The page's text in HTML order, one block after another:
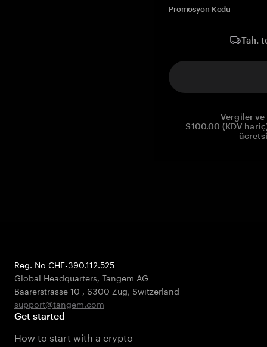
Promosyon Kodu
Tah.
Vergiler
$100.00 (KDV
Reg. No CHE-390.112.525
Global Headquarters, Tangem AG
Baarerstrasse 10 , 6300 Zug, Switzerland
support@tangem.com
Get started
How to start with a crypto